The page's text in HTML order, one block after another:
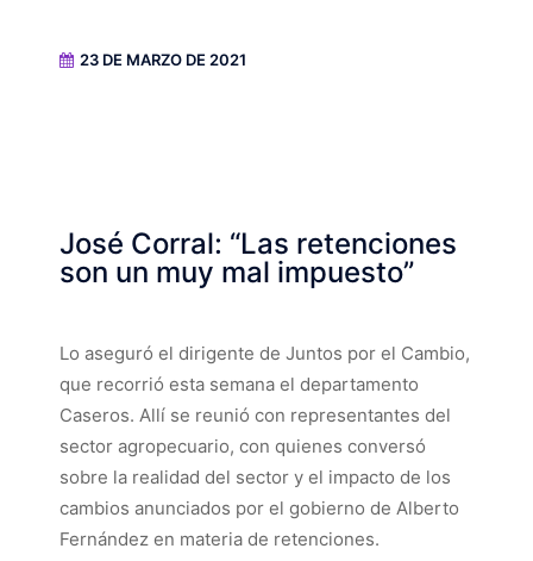
23 DE MARZO DE 2021
José Corral: “Las retenciones
son un muy mal impuesto”
Lo aseguró el dirigente de Juntos por el Cambio,
que recorrió esta semana el departamento
Caseros. Allí se reunió con representantes del
sector agropecuario, con quienes conversó
sobre la realidad del sector y el impacto de los
cambios anunciados por el gobierno de Alberto
Fernández en materia de retenciones.